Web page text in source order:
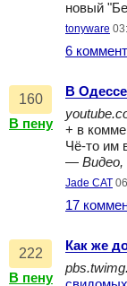
новый
tonyware
6
160
В пену
В
+ в
Чё-то им
—
Jade CAT
17
222
В пену
Как же